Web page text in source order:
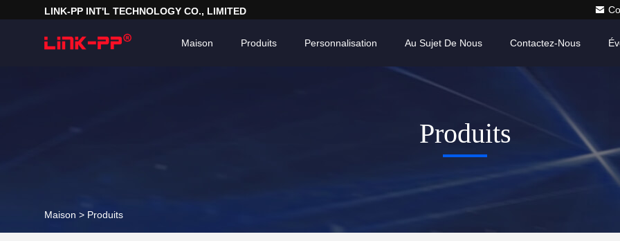
LINK-PP INT'L TECHNOLOGY CO., LIMITED
Maison Produits Au Sujet De Nous Contactez-Nous
Personnalisation
Produits
Maison > Produits